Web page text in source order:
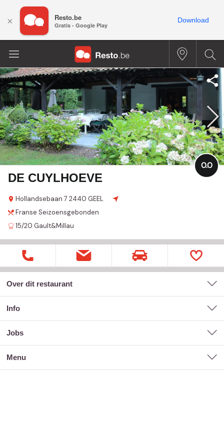
DE CUYLHOEVE
Hollandsebaan 7 2440 GEEL
0.0
Franse Seizoensgebonden
15/20 Gault&Millau
Over dit restaurant
Info
jobs
menu
× Resto.be
Gratis - Google Play
Download